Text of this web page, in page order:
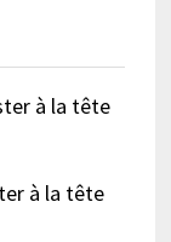
à la tête
à la tête